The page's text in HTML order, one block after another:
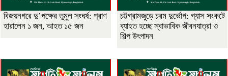
বিজয়নগরে দু’পক্ষের তুমুল সংঘর্ষ: প্রাণ
হারালেন ১ জন, আহত ১৫ জন
চট্টগ্রামজুড়ে চরম দুর্ভোগ: গ্যাস সংকটে
ব্যাহত হচ্ছে স্বাভাবিক জীবনযাত্রা ও
শিল্প উৎপাদন